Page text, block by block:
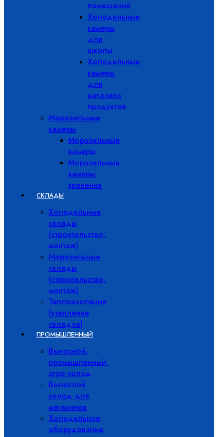
помещений
Холодильные
камеры
для
школы
Холодильные
камеры
для
магазина
продуктов
Морозильные
камеры
Морозильные
камеры
Морозильные
камеры
хранения
СКЛАДЫ
Холодильные
склады
(строительство,
монтаж)
Морозильные
склады
(строительство,
монтаж)
Теплоизоляция
(утепление
складов)
ПРОМЫШЛЕННЫЙ
Выносной,
промышленный,
агро-холод
Выносной
холод для
магазинов
Холодильное
оборудование